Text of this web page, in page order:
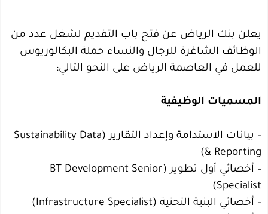
يعلن بنك الرياض عن فتح باب التقديم لشغل عدد من
الوظائف الشاغرة للرجال والنساء حملة البكالوريوس
للعمل في العاصمة الرياض على النحو التالي:
المسميات الوظيفية
– بيانات الاستدامة وإعداد التقارير (Sustainability Data
& Reporting)
– أخصائي أول تطوير (BT Development Senior
Specialist)
– أخصائي البنية التحتية (Infrastructure Specialist)